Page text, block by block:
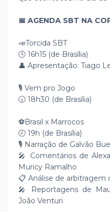
📅 AGENDA SBT NA
📣Torcida SBT
🕓 16h15 (de Brasília)
👤 Apresentação: Tiago
🎙️ Vem pro Jogo
🕡 18h30 (de Brasília)
⚽Brasil x Marrocos
🕖 19h (de Brasília)
🎙️ Narração de Galvão
🎤 Comentários de
Muricy Ramalho
📋 Análise de
🎤 Reportagens de
João Venturi